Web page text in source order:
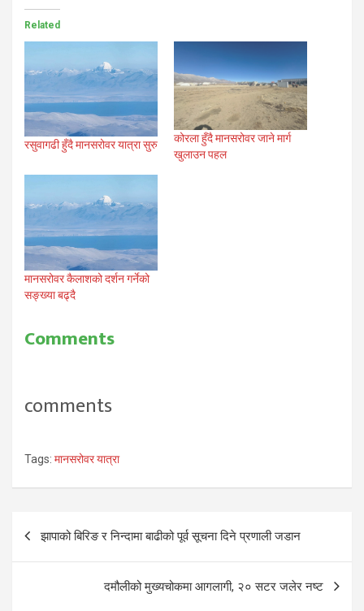
Related
रसुवागढी हुँदै मानसरोवर यात्रा सुरु
कोरला हुँदै मानसरोवर जाने मार्ग
खुलाउन पहल
मानसरोवर कैलाशको दर्शन गर्नेको
सङ्ख्या बढ्दै
Comments
comments
Tags: मानसरोवर यात्रा
Post
navigation
झापाको बिरिङ र निन्दामा बाढीको पूर्व सूचना दिने प्रणाली जडान
दमौलीको मुख्यचोकमा आगलागी, २० सटर जलेर नष्ट